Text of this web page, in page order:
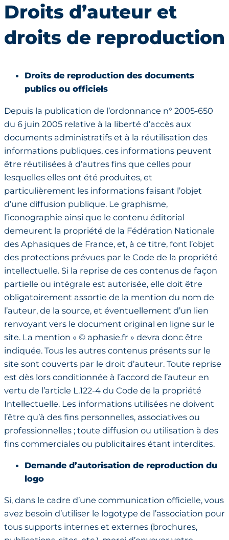
Droits d’auteur et
droits de reproduction
Droits de reproduction des documents
publics ou officiels
Depuis la publication de l’ordonnance n° 2005-650
du 6 juin 2005 relative à la liberté d’accès aux
documents administratifs et à la réutilisation des
informations publiques, ces informations peuvent
être réutilisées à d’autres fins que celles pour
lesquelles elles ont été produites, et
particulièrement les informations faisant l’objet
d’une diffusion publique. Le graphisme,
l’iconographie ainsi que le contenu éditorial
demeurent la propriété de la Fédération Nationale
des Aphasiques de France, et, à ce titre, font l’objet
des protections prévues par le Code de la propriété
intellectuelle. Si la reprise de ces contenus de façon
partielle ou intégrale est autorisée, elle doit être
obligatoirement assortie de la mention du nom de
l’auteur, de la source, et éventuellement d’un lien
renvoyant vers le document original en ligne sur le
site. La mention « © aphasie.fr » devra donc être
indiquée. Tous les autres contenus présents sur le
site sont couverts par le droit d’auteur. Toute reprise
est dès lors conditionnée à l’accord de l’auteur en
vertu de l’article L.122-4 du Code de la propriété
Intellectuelle. Les informations utilisées ne doivent
l’être qu’à des fins personnelles, associatives ou
professionnelles ; toute diffusion ou utilisation à des
fins commerciales ou publicitaires étant interdites.
Demande d’autorisation de reproduction du
logo
Si, dans le cadre d’une communication officielle, vous
avez besoin d’utiliser le logotype de l’association pour
tous supports internes et externes (brochures,